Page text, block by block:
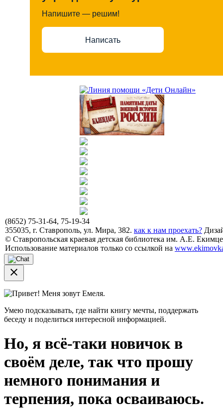
Напишите — решим!
Написать
(8652) 75-31-64, 75-19-34
355035, г. Ставрополь, ул. Мира, 382. как к нам проехать?
© Ставропольская краевая детская библиотека им. А.Е.
Использование материалов только со ссылкой на
close
Привет! Меня зовут Емеля.
Умею подсказывать, где найти книгу мечты, поддержать
беседу и поделиться интересной информацией.
Но, я всё-таки новичок в
своём деле, так что прошу
немного понимания и
терпения, пока осваиваюсь.